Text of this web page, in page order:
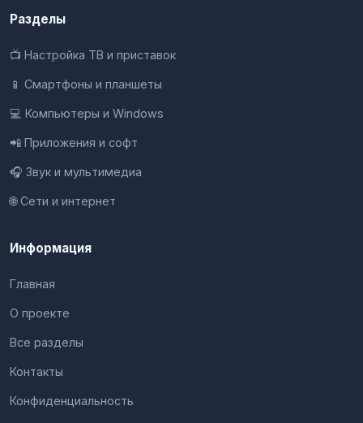
Разделы
📺 Настройка ТВ и приставок
📱 Смартфоны и планшеты
💻 Компьютеры и Windows
📲 Приложения и софт
🎧 Звук и мультимедиа
🌐 Сети и интернет
Информация
Главная
О проекте
Все разделы
Контакты
Конфиденциальность